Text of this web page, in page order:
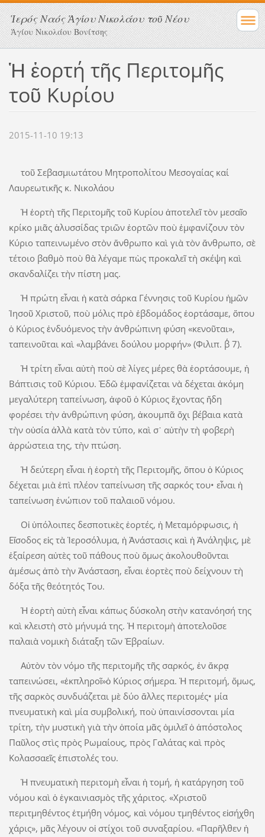
Ἱερός Ναός Ἁγίου Νικολάου τοῦ Νέου
Ἁγίου Νικολάου Βονίτσης
Ἡ ἑορτή τῆς Περιτομῆς
τοῦ Κυρίου
2015-11-10 19:13
τοῦ Σεβασμιωτάτου Μητροπολίτου Μεσογαίας καί
Λαυρεωτικῆς κ. Νικολάου
Ἡ ἑορτὴ τῆς Περιτομῆς τοῦ Κυρίου ἀποτελεῖ τὸν μεσαῖο
κρίκο μιᾶς ἁλυσσίδας τριῶν ἑορτῶν ποὺ ἐμφανίζουν τὸν
Κύριο ταπεινωμένο στὸν ἄνθρωπο καὶ γιὰ τὸν ἄνθρωπο, σὲ
τέτοιο βαθμὸ ποὺ θὰ λέγαμε πὼς προκαλεῖ τὴ σκέψη καὶ
σκανδαλίζει τὴν πίστη μας.
Ἡ πρώτη εἶναι ἡ κατὰ σάρκα Γέννησις τοῦ Κυρίου ἡμῶν
Ἰησοῦ Χριστοῦ, ποὺ μόλις πρὸ ἑβδομάδος ἑορτάσαμε, ὅπου
ὁ Κύριος ἐνδυόμενος τὴν ἀνθρώπινη φύση «κενοῦται»,
ταπεινοῦται καὶ «λαμβάνει δούλου μορφήν» (Φιλιπ. β΄ 7).
Ἡ τρίτη εἶναι αὐτὴ ποὺ σὲ λίγες μέρες θὰ ἑορτάσουμε, ἡ
Βάπτισις τοῦ Κύριου. Ἐδῶ ἐμφανίζεται νὰ δέχεται ἀκόμη
μεγαλύτερη ταπείνωση, ἀφοῦ ὁ Κύριος ἔχοντας ἤδη
φορέσει τὴν ἀνθρώπινη φύση, ἀκουμπᾶ ὄχι βέβαια κατὰ
τὴν οὐσία ἀλλὰ κατὰ τὸν τύπο, καὶ σ᾿ αὐτὴν τὴ φοβερὴ
ἀρρώστεια της, τὴν πτώση.
Ἡ δεύτερη εἶναι ἡ ἑορτὴ τῆς Περιτομῆς, ὅπου ὁ Κύριος
δέχεται μιὰ ἐπὶ πλέον ταπείνωση τῆς σαρκός του• εἶναι ἡ
ταπείνωση ἐνώπιον τοῦ παλαιοῦ νόμου.
Οἱ ὑπόλοιπες δεσποτικὲς ἑορτές, ἡ Μεταμόρφωσις, ἡ
Εἴσοδος εἰς τὰ Ἱεροσόλυμα, ἡ Ἀνάστασις καὶ ἡ Ἀνάληψις, μὲ
ἐξαίρεση αὐτὲς τοῦ πάθους ποὺ ὅμως ἀκολουθοῦνται
ἀμέσως ἀπὸ τὴν Ἀνάσταση, εἶναι ἑορτὲς ποὺ δείχνουν τὴ
δόξα τῆς θεότητός Του.
Ἡ ἑορτὴ αὐτὴ εἶναι κάπως δύσκολη στὴν κατανόησή της
καὶ κλειστὴ στὸ μήνυμά της. Ἡ περιτομὴ ἀποτελοῦσε
παλαιὰ νομικὴ διάταξη τῶν Ἑβραίων.
Αὐτὸν τὸν νόμο τῆς περιτομῆς τῆς σαρκός, ἐν ἄκρᾳ
ταπεινώσει, «ἐκπληροῖ»ὁ Κύριος σήμερα. Ἡ περιτομή, ὅμως,
τῆς σαρκὸς συνδυάζεται μὲ δύο ἄλλες περιτομές• μία
πνευματικὴ καὶ μία συμβολική, ποὺ ὑπαινίσσονται μία
τρίτη, τὴν μυστικὴ γιὰ τὴν ὁποία μᾶς ὁμιλεῖ ὁ ἀπόστολος
Παῦλος στὶς πρὸς Ρωμαίους, πρὸς Γαλάτας καὶ πρὸς
Κολασσαεῖς ἐπιστολές του.
Ἡ πνευματικὴ περιτομὴ εἶναι ἡ τομή, ἡ κατάργηση τοῦ
νόμου καὶ ὁ ἐγκαινιασμὸς τῆς χάριτος. «Χριστοῦ
περιτμηθέντος ἐτμήθη νόμος, καὶ νόμου τμηθέντος εἰσήχθη
χάρις», μᾶς λέγουν οἱ στίχοι τοῦ συναξαρίου. «Παρῆλθεν ἡ